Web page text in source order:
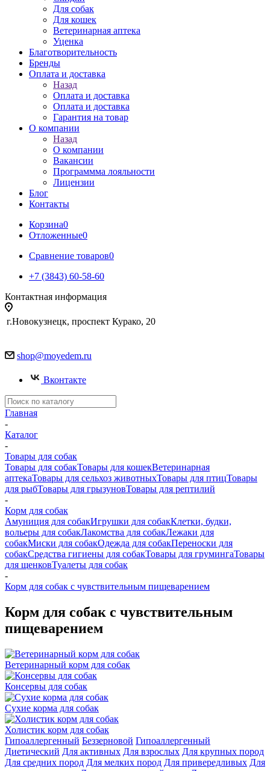
Для собак
Для кошек
Ветеринарная аптека
Уценка
Благотворительность
Бренды
Оплата и доставка
Назад
Оплата и доставка
Оплата и доставка
Гарантия на товар
О компании
Назад
О компании
Вакансии
Программма лояльности
Лицензии
Блог
Контакты
Корзина0
Отложенные0
Сравнение товаров0
+7 (3843) 60-58-60
Контактная информация
г.Новокузнецк, проспект Курако, 20
shop@moyedem.ru
Вконтакте
Главная
-
Каталог
-
Товары для собак
Товары для собакТовары для кошекВетеринарная
аптекаТовары для сельхоз животныхТовары для птицТовары
для рыбТовары для грызуновТовары для рептилий
-
Корм для собак
Амуниция для собакИгрушки для собакКлетки, будки,
вольеры для собакЛакомства для собакЛежаки для
собакМиски для собакОдежда для собакПереноски для
собакСредства гигиены для собакТовары для грумингаТовары
для щенковТуалеты для собак
-
Корм для собак с чувствительным пищеварением
Корм для собак с чувствительным
пищеварением
Ветеринарный корм для собак
Консервы для собак
Сухие корма для собак
Холистик корм для собак
Гипоаллергенный Беззерновой Гипоаллергенный
Диетический Для активных Для взрослых Для крупных пород
Для средних пород Для мелких пород Для привередливых Для